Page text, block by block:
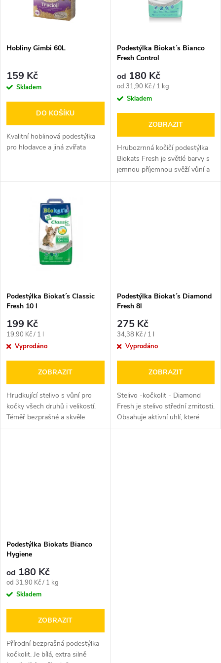
p
r
o
d
u
k
s
p
r
d
Hobliny Gimbi 60L
159 Kč
Skladem
DO KOŠÍKU
Kvalitní hoblinová podestýlka
pro hlodavce a jiná zvířata
Podestýlka Biokat´s Bianco
Fresh Control
od 180 Kč
Měrná
cena:
od 31,90 Kč / 1 kg
Skladem
ZOBRAZIT
Hrubozrnná kočičí podestýlka
Biokats Fresh je světlé barvy s
jemnou příjemnou svěží vůní a
ze 100% přírodního jílu....
Podestýlka Biokat´s Classic
Fresh 10 l
199 Kč
Měrná
cena:
19,90 Kč / 1 l
Vyprodáno
ZOBRAZIT
Hrudkující stelivo s vůní pro
kočky všech druhů i velikostí.
Téměř bezprašné a skvěle
hrudkující.
Podestýlka Biokat´s Diamond
Fresh 8l
275 Kč
Měrná
cena:
34,38 Kč / 1 l
Vyprodáno
ZOBRAZIT
Stelivo -kočkolit - Diamond
Fresh je stelivo střední zrnitosti.
Obsahuje aktivní uhlí, které
velmi dobře váže pachy a...
Podestýlka Biokats Bianco
Hygiene
od 180 Kč
Měrná
cena:
od 31,90 Kč / 1 kg
Skladem
ZOBRAZIT
Přírodní bezprašná podestýlka -
kočkolit. Je bílá, extra silně